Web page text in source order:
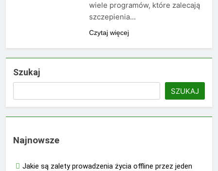
wiele programów, które zalecają
szczepienia…
Czytaj więcej
Szukaj
SZUKAJ
Najnowsze
Jakie są zalety prowadzenia życia offline przez jeden